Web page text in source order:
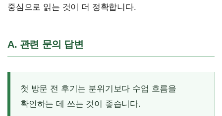
중심으로 읽는 것이 더 정확합니다.
A. 관련 문의 답변
첫 방문 전 후기는 분위기보다 수업 흐름을
확인하는 데 쓰는 것이 좋습니다.